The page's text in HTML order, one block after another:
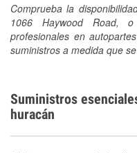
Comprueba la
1066 Haywood Road,
profesionales en
suministros a medida que
Suministros
huracán